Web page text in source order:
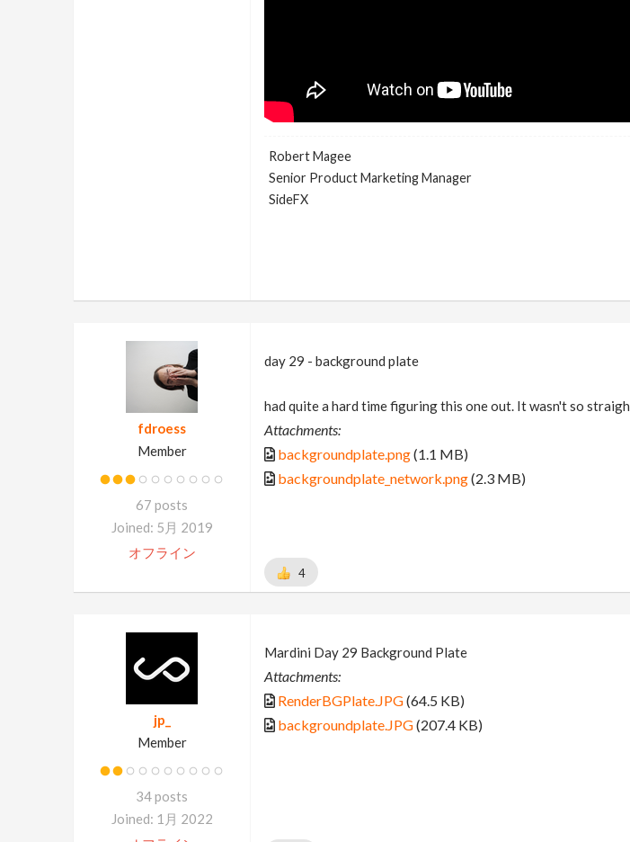
Robert Magee
Senior Product Marketing Manager
SideFX
fdroess
Member
67 posts
Joined: 5月 2019
オフライン
day 29 - background plate
had quite a hard time figuring this one out. It wasn't so
Attachments:
backgroundplate.png(1.1 MB)
backgroundplate_network.png(2.3 MB)
4
jp_
Member
34 posts
Joined: 1月 2022
Mardini Day 29 Background Plate
Attachments:
RenderBGPlate.JPG(64.5 KB)
backgroundplate.JPG(207.4 KB)